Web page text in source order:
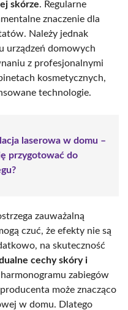
skórze. Regularne
znaczenie dla
Należy jednak
urządzeń domowych
z profesjonalnymi
kosmetycznych,
technologie.
laserowa w domu –
przygotować do
zauważalną
czuć, że efekty nie są
na skuteczność
cechy skóry i
zabiegów
może znacząco
w domu. Dlatego